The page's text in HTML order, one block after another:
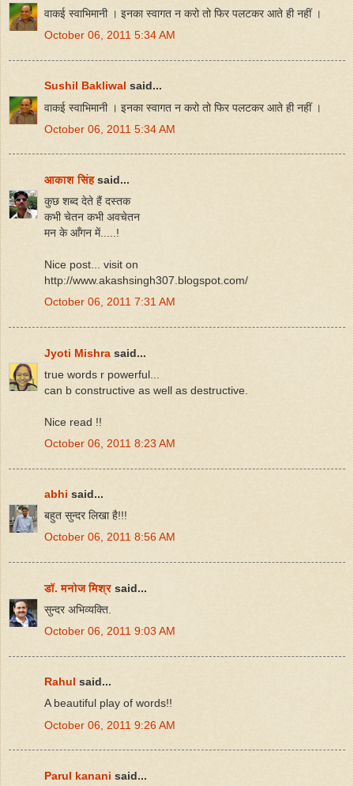
वाकई स्वाभिमानी । इनका स्वागत न करो तो फिर पलटकर आते ही नहीं ।
October 06, 2011 5:34 AM
Sushil Bakliwal said...
वाकई स्वाभिमानी । इनका स्वागत न करो तो फिर पलटकर आते ही नहीं ।
October 06, 2011 5:34 AM
आकाश सिंहsaid...
कुछ शब्द देते हैं दस्तक
कभी चेतन कभी अवचेतन
मन के आँगन में.....!
Nice post... visit on
http://www.akashsingh307.blogspot.com/
October 06, 2011 7:31 AM
Jyoti Mishra said...
true words r powerful...
can b constructive as well as destructive.
Nice read !!
October 06, 2011 8:23 AM
abhi said...
बहुत सुन्दर लिखा है!!!
October 06, 2011 8:56 AM
डॉ. मनोज मिश्र said...
सुन्दर अभिव्यक्ति.
October 06, 2011 9:03 AM
Rahul said...
A beautiful play of words!!
October 06, 2011 9:26 AM
Parul kanani said...